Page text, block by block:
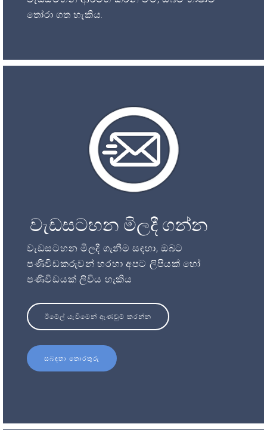
තෝරා ගත හැකිය.
වැඩසටහන මිලදී ගන්න
වැඩසටහන මිලදී ගැනීම සඳහා, ඔබට
පණිවිඩකරුවන් හරහා අපට ලිපියක් හෝ
පණිවිඩයක් ලිවිය හැකිය
ඊමේල් යැවීමෙන් ඇණවුම් කරන්න
සබඳතා තොරතුරු